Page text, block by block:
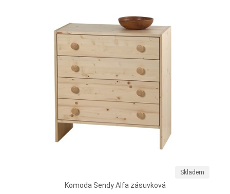
Skladem
Komoda Sendy Alfa zásuvková